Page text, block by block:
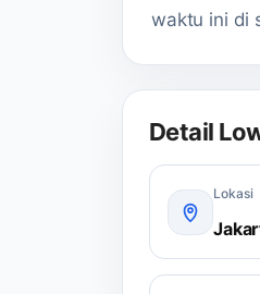
waktu ini di
Detail
Lokasi